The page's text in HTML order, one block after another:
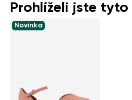
Prohlíželi jste
Novinka